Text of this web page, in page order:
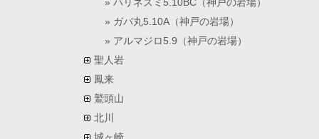
ガバ丸5.10A（神戸の岩場）
アルマジロ5.9（神戸の岩場）
聖人岩
鳳来
鷲頭山
北川